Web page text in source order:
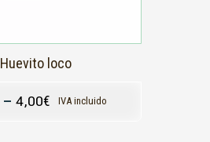
Huevito loco
– 4,00€ IVA incluido